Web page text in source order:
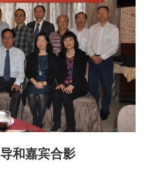
和嘉宾合影